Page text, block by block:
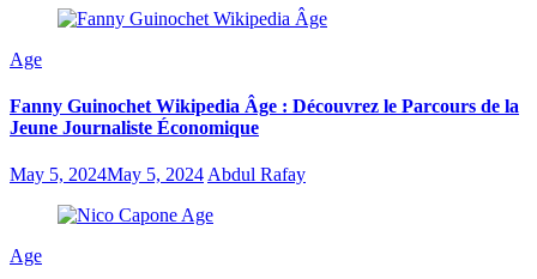
Age
Fanny Guinochet Wikipedia Âge : Découvrez le Parcours de la
Jeune Journaliste Économique
May 5, 2024May 5, 2024 Abdul Rafay
Age